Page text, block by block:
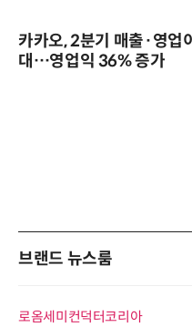
카카오, 2분기 매출·영업
대…영업익 36% 증가
브랜드 뉴스룸
로옴세미컨덕터코리아